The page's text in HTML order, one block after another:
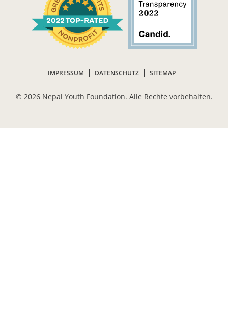
IMPRESSUM DATENSCHUTZ SITEMAP
© 2026 Nepal Youth Foundation. Alle Rechte vorbehalten.